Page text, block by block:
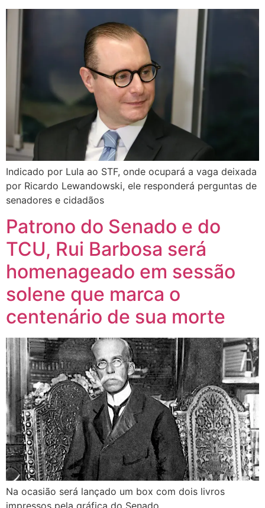
Indicado por Lula ao STF, onde ocupará a vaga deixada
por Ricardo Lewandowski, ele responderá perguntas de
senadores e cidadãos
Patrono do Senado e do
TCU, Rui Barbosa será
homenageado em sessão
solene que marca o
centenário de sua morte
Na ocasião será lançado um box com dois livros